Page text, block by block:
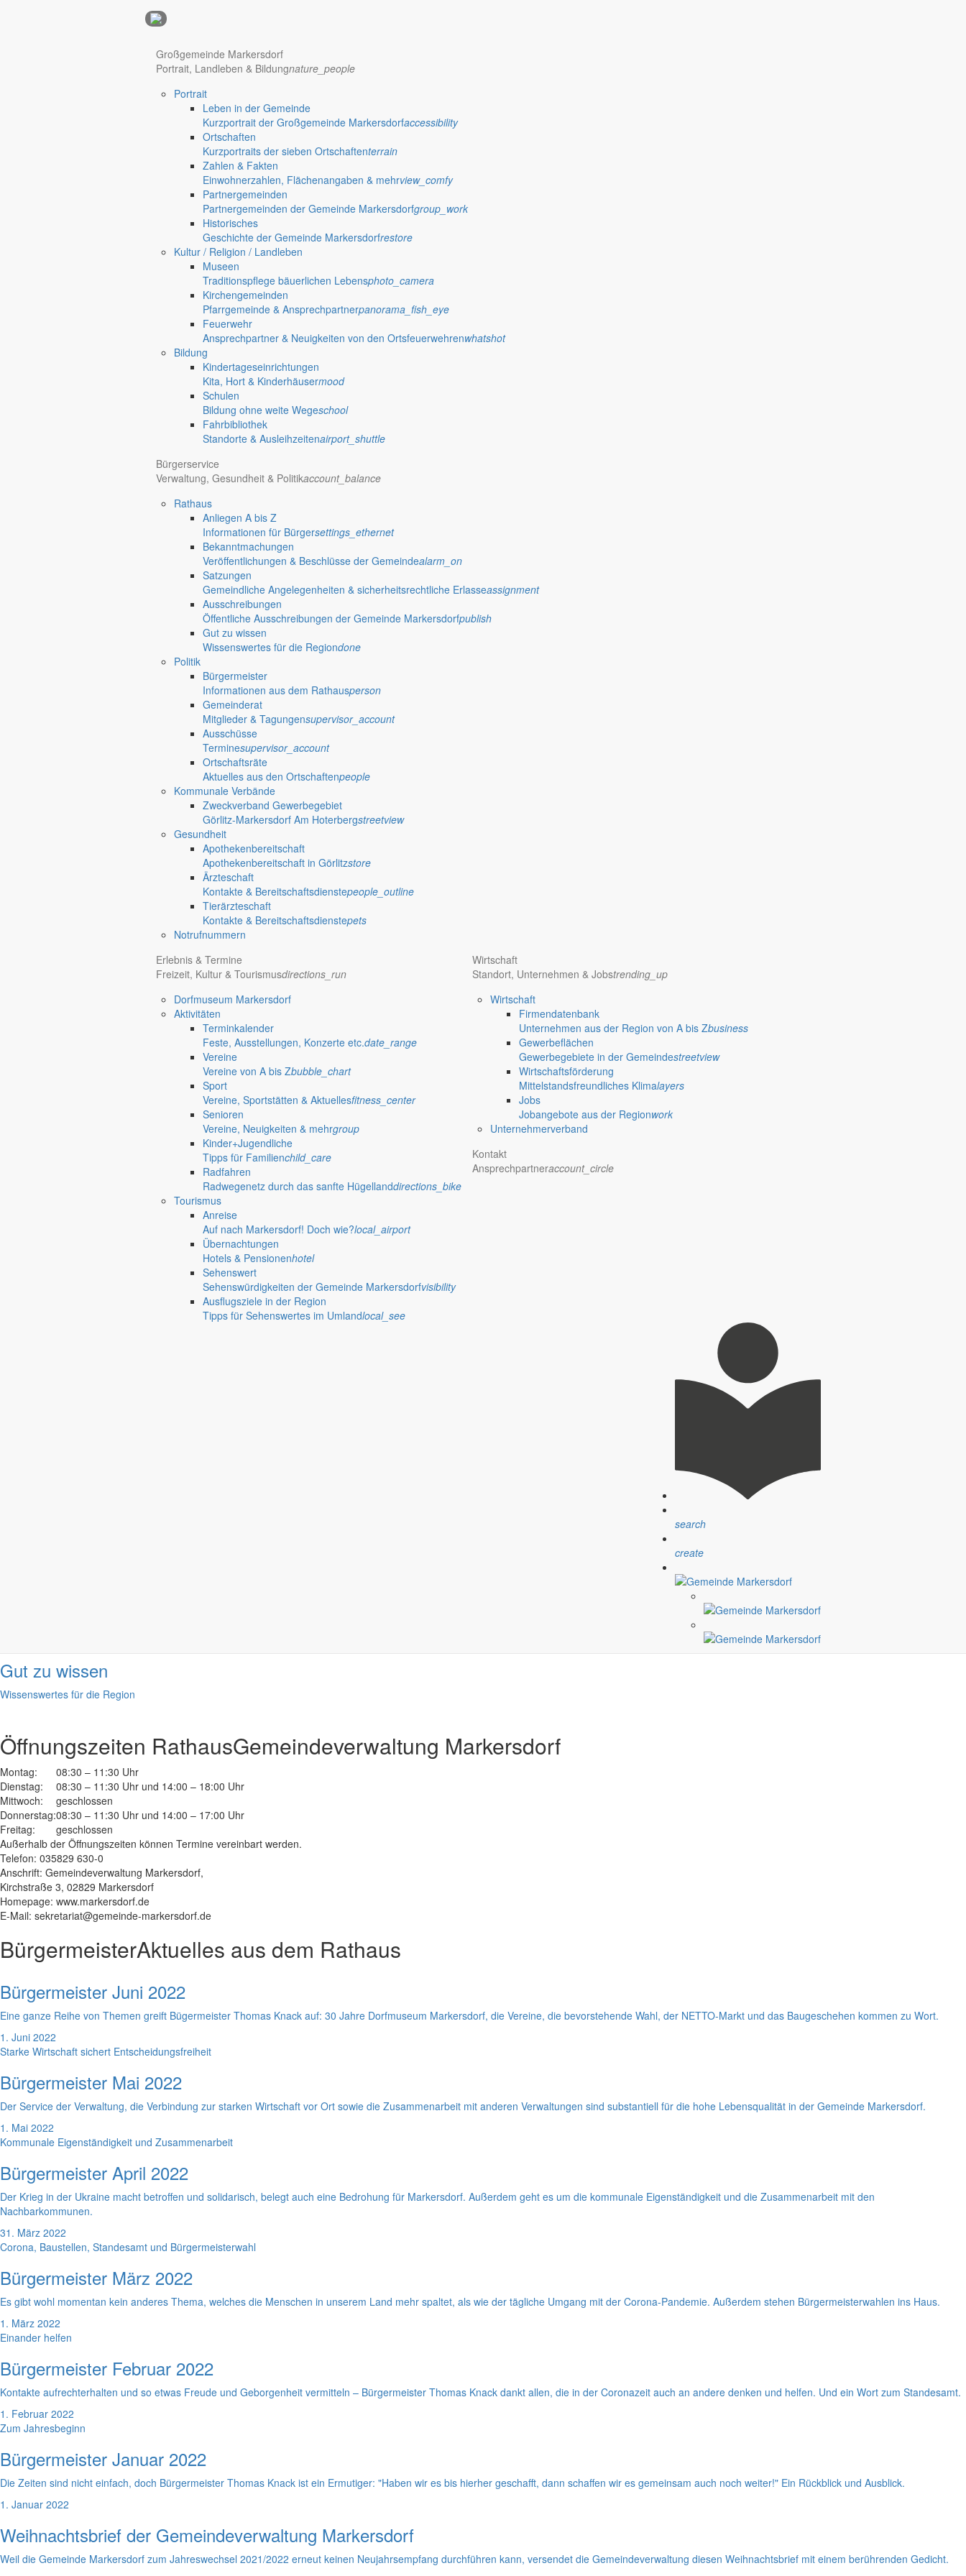
Hotel Nürnberg
Regional werben auf markersdorf.de! anzeigen@gemeinde-markersdorf.de
Großgemeinde Markersdorf
Portrait, Landleben & Bildungnature_people
Portrait
Leben in der Gemeinde
Kurzportrait der Großgemeinde Markersdorfaccessibility
Ortschaften
Kurzportraits der sieben Ortschaftenterrain
Zahlen & Fakten
Einwohnerzahlen, Flächenangaben & mehrview_comfy
Partnergemeinden
Partnergemeinden der Gemeinde Markersdorfgroup_work
Historisches
Geschichte der Gemeinde Markersdorfrestore
Kultur / Religion / Landleben
Museen
Traditionspflege bäuerlichen Lebensphoto_camera
Kirchengemeinden
Pfarrgemeinde & Ansprechpartnerpanorama_fish_eye
Feuerwehr
Ansprechpartner & Neuigkeiten von den Ortsfeuerwehrenwhatshot
Bildung
Kindertageseinrichtungen
Kita, Hort & Kinderhäusermood
Schulen
Bildung ohne weite Wegeschool
Fahrbibliothek
Standorte & Ausleihzeitenairport_shuttle
Bürgerservice
Verwaltung, Gesundheit & Politikaccount_balance
Rathaus
Anliegen A bis Z
Informationen für Bürgersettings_ethernet
Bekanntmachungen
Veröffentlichungen & Beschlüsse der Gemeindealarm_on
Satzungen
Gemeindliche Angelegenheiten & sicherheitsrechtliche Erlasseassignment
Ausschreibungen
Öffentliche Ausschreibungen der Gemeinde Markersdorfpublish
Gut zu wissen
Wissenswertes für die Regiondone
Politik
Bürgermeister
Informationen aus dem Rathausperson
Gemeinderat
Mitglieder & Tagungensupervisor_account
Ausschüsse
Terminesupervisor_account
Ortschaftsräte
Aktuelles aus den Ortschaftenpeople
Kommunale Verbände
Zweckverband Gewerbegebiet
Görlitz-Markersdorf Am Hoterbergstreetview
Gesundheit
Apothekenbereitschaft
Apothekenbereitschaft in Görlitzstore
Ärzteschaft
Kontakte & Bereitschaftsdienstepeople_outline
Tierärzteschaft
Kontakte & Bereitschaftsdienstepets
Notrufnummern
Erlebnis & Termine
Freizeit, Kultur & Tourismusdirections_run
Dorfmuseum Markersdorf
Aktivitäten
Terminkalender
Feste, Ausstellungen, Konzerte etc.date_range
Vereine
Vereine von A bis Zbubble_chart
Sport
Vereine, Sportstätten & Aktuellesfitness_center
Senioren
Vereine, Neuigkeiten & mehrgroup
Kinder+Jugendliche
Tipps für Familienchild_care
Radfahren
Radwegenetz durch das sanfte Hügellanddirections_bike
Tourismus
Anreise
Auf nach Markersdorf! Doch wie?local_airport
Übernachtungen
Hotels & Pensionenhotel
Sehenswert
Sehenswürdigkeiten der Gemeinde Markersdorfvisibility
Ausflugsziele in der Region
Tipps für Sehenswertes im Umlandlocal_see
Wirtschaft
Standort, Unternehmen & Jobstrending_up
Wirtschaft
Firmendatenbank
Unternehmen aus der Region von A bis Zbusiness
Gewerbeflächen
Gewerbegebiete in der Gemeindestreetview
Wirtschaftsförderung
Mittelstandsfreundliches Klimalayers
Jobs
Jobangebote aus der Regionwork
Unternehmerverband
Kontakt
Ansprechpartneraccount_circle
search
create
Jauernick-Buschbach
Früher musste man wegen jeder Angelegenheit “uff de Gemeende”, heute stellt das Rathaus Markersdorf viele Informationen online bereit. Ansprechpartner, Öffnungszeiten und Informationen zu
Satzungen
Verfahrensvorschriften und Gebühren
Gut zu wissen
Wissenswertes für die Region
Öffnungszeiten RathausGemeindeverwaltung Markersdorf
Montag:
08:30 – 11:30 Uhr
Dienstag:
08:30 – 11:30 Uhr und 14:00 – 18:00 Uhr
Mittwoch:
geschlossen
Donnerstag:08:30 – 11:30 Uhr und 14:00 – 17:00 Uhr
Freitag:
geschlossen
Außerhalb der Öffnungszeiten können Termine vereinbart werden.
Telefon: 035829 630-0
Anschrift: Gemeindeverwaltung Markersdorf,
Kirchstraße 3, 02829 Markersdorf
Homepage: www.markersdorf.de
E-Mail: sekretariat@gemeinde-markersdorf.de
BürgermeisterAktuelles aus dem Rathaus
Bürgermeister Juni 2022
Eine ganze Reihe von Themen greift Bügermeister Thomas Knack auf: 30 Jahre Dorfmuseum Markersdorf, die Vereine, die bevorstehende Wahl, der NETTO-Markt und das Baugeschehen kommen zu Wort.
1. Juni 2022
Starke Wirtschaft sichert Entscheidungsfreiheit
Bürgermeister Mai 2022
Der Service der Verwaltung, die Verbindung zur starken Wirtschaft vor Ort sowie die Zusammenarbeit mit anderen Verwaltungen sind substantiell für die hohe Lebensqualität in der Gemeinde Markersdorf.
1. Mai 2022
Kommunale Eigenständigkeit und Zusammenarbeit
Bürgermeister April 2022
Der Krieg in der Ukraine macht betroffen und solidarisch, belegt auch eine Bedrohung für Markersdorf. Außerdem geht es um die kommunale Eigenständigkeit und die Zusammenarbeit mit den
Nachbarkommunen.
31. März 2022
Corona, Baustellen, Standesamt und Bürgermeisterwahl
Bürgermeister März 2022
Es gibt wohl momentan kein anderes Thema, welches die Menschen in unserem Land mehr spaltet, als wie der tägliche Umgang mit der Corona-Pandemie. Außerdem stehen Bürgermeisterwahlen ins Haus.
1. März 2022
Einander helfen
Bürgermeister Februar 2022
Kontakte aufrechterhalten und so etwas Freude und Geborgenheit vermitteln – Bürgermeister Thomas Knack dankt allen, die in der Coronazeit auch an andere denken und helfen. Und ein Wort zum Standesamt.
1. Februar 2022
Zum Jahresbeginn
Bürgermeister Januar 2022
Die Zeiten sind nicht einfach, doch Bürgermeister Thomas Knack ist ein Ermutiger: "Haben wir es bis hierher geschafft, dann schaffen wir es gemeinsam auch noch weiter!" Ein Rückblick und Ausblick.
1. Januar 2022
Weihnachtsbrief der Gemeindeverwaltung Markersdorf
Weil die Gemeinde Markersdorf zum Jahreswechsel 2021/2022 erneut keinen Neujahrsempfang durchführen kann, versendet die Gemeindeverwaltung diesen Weihnachtsbrief mit einem berührenden Gedicht.